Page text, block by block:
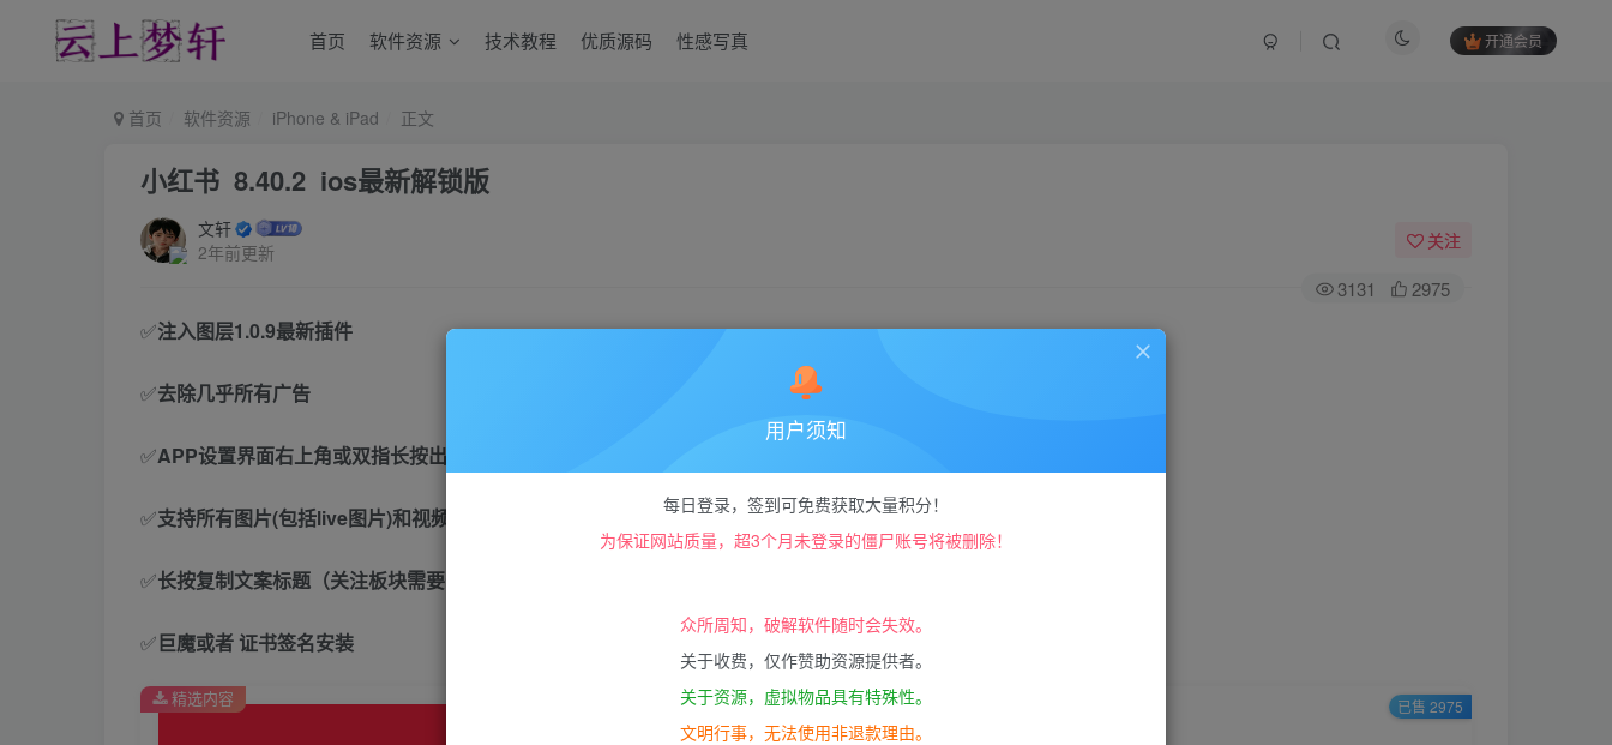
首页 软件资源 技术教程 优质源码 性感写真 开通会员
首页 软件资源 iPhone & iPad 正文
小红书 8.40.2 ios最新解锁版
文轩
2年前更新
关注
3131 2975
✅注入图层1.0.9最新插件
✅去除几乎所有广告
✅APP设置界面右上角或双指长按出现菜单功能
✅支持所有图片(包括live图片)和视频无水印
✅长按复制文案标题（关注板块需要长按外面的视图 里面无效）
✅巨魔或者 证书签名安装
精选内容 已售 2975
用户须知
每日登录，签到可免费获取大量积分！
为保证网站质量，超3个月未登录的僵尸账号将被删除！
众所周知，破解软件随时会失效。
关于收费，仅作赞助资源提供者。
关于资源，虚拟物品具有特殊性。
文明行事，无法使用非退款理由。